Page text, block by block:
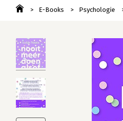
E-Books Psychologie